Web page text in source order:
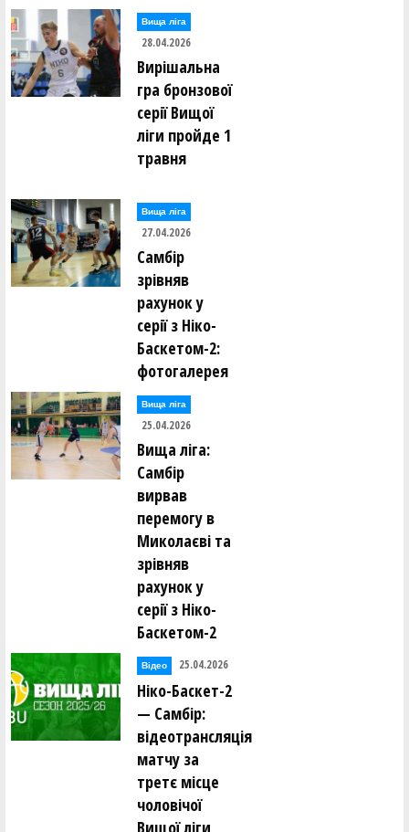
Вища лiга
28.04.2026
Вирішальна
гра бронзової
серії Вищої
ліги пройде 1
травня
Вища лiга
27.04.2026
Самбір
зрівняв
рахунок у
серії з Ніко-
Баскетом-2:
фотогалерея
Вища лiга
25.04.2026
Вища ліга:
Самбір
вирвав
перемогу в
Миколаєві та
зрівняв
рахунок у
серії з Ніко-
Баскетом-2
Відео 25.04.2026
Ніко-Баскет-2
— Самбір:
відеотрансляція
матчу за
третє місце
чоловічої
Вищої ліги